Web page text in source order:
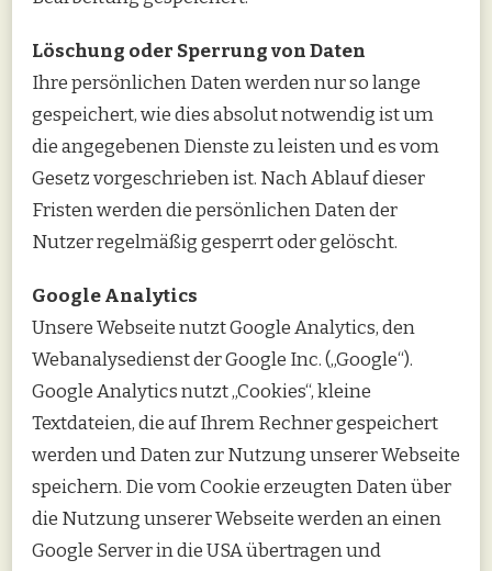
Löschung oder Sperrung von Daten
Ihre persönlichen Daten werden nur so lange
gespeichert, wie dies absolut notwendig ist um
die angegebenen Dienste zu leisten und es vom
Gesetz vorgeschrieben ist. Nach Ablauf dieser
Fristen werden die persönlichen Daten der
Nutzer regelmäßig gesperrt oder gelöscht.
Google Analytics
Unsere Webseite nutzt Google Analytics, den
Webanalysedienst der Google Inc. („Google“).
Google Analytics nutzt „Cookies“, kleine
Textdateien, die auf Ihrem Rechner gespeichert
werden und Daten zur Nutzung unserer Webseite
speichern. Die vom Cookie erzeugten Daten über
die Nutzung unserer Webseite werden an einen
Google Server in die USA übertragen und